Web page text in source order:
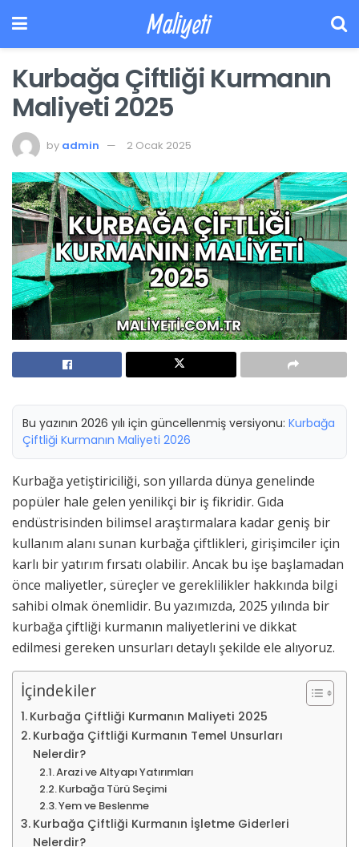
Maliyeti
Kurbağa Çiftliği Kurmanın
Maliyeti 2025
by admin 2 Ocak 2025
Bu yazının 2026 yılı için güncellenmiş versiyonu: Kurbağa
Çiftliği Kurmanın Maliyeti 2026
Kurbağa yetiştiriciliği, son yıllarda dünya genelinde
popüler hale gelen yenilikçi bir iş fikridir. Gıda
endüstrisinden bilimsel araştırmalara kadar geniş bir
kullanım alanı sunan kurbağa çiftlikleri, girişimciler için
karlı bir yatırım fırsatı olabilir. Ancak bu işe başlamadan
önce maliyetler, süreçler ve gereklilikler hakkında bilgi
sahibi olmak önemlidir. Bu yazımızda, 2025 yılında bir
kurbağa çiftliği kurmanın maliyetlerini ve dikkat
edilmesi gereken unsurları detaylı şekilde ele alıyoruz.
İçindekiler
Kurbağa Çiftliği Kurmanın Maliyeti 2025
Kurbağa Çiftliği Kurmanın Temel Unsurları
Nelerdir?
Arazi ve Altyapı Yatırımları
Kurbağa Türü Seçimi
Yem ve Beslenme
Kurbağa Çiftliği Kurmanın İşletme Giderleri
Nelerdir?